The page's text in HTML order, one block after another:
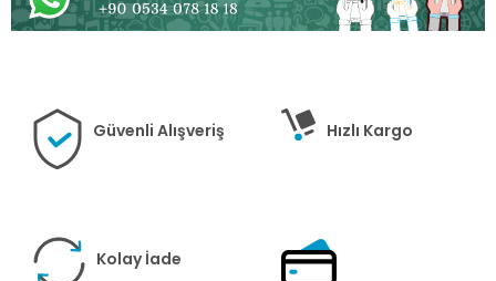
Güvenli Alışveriş Hızlı Kargo
Kolay İade